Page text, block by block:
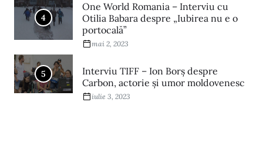
4
One World Romania – Interviu cu
Otilia Babara despre „Iubirea nu e o
portocală”
mai 2, 2023
5
Interviu TIFF – Ion Borș despre
Carbon, actorie și umor moldovenesc
iulie 3, 2023